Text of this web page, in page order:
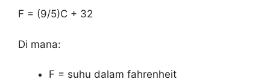
F = (9/5)C + 32
Di mana:
F = suhu dalam fahrenheit